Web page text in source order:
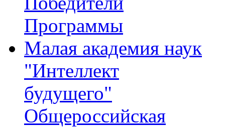
Программы
Малая академия наук
"Интеллект
будущего"
Общероссийская